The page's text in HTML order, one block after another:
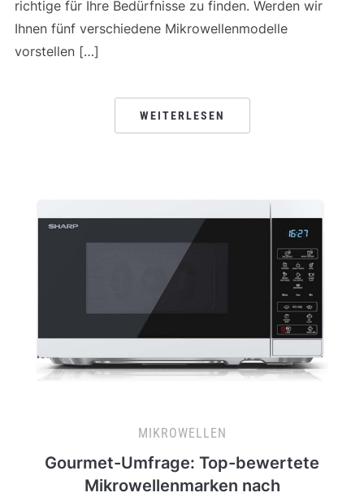
richtige für Ihre Bedürfnisse zu finden. Werden wir
Ihnen fünf verschiedene Mikrowellenmodelle
vorstellen […]
WEITERLESEN
MIKROWELLEN
Gourmet-Umfrage: Top-bewertete
Mikrowellenmarken nach